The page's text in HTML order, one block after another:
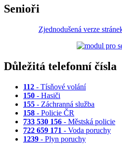
Senioři
Zjednodušená verze
Důležitá telefonní čísla
112 - Tísňové volání
150 - Hasiči
155 - Záchranná služba
158 - Policie ČR
733 530 156 - Městská policie
722 659 171 - Voda poruchy
1239 - Plyn poruchy